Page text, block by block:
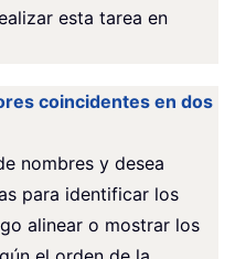
esta tarea en
coincidentes en dos
nombres y desea
para identificar los
alinear o mostrar los